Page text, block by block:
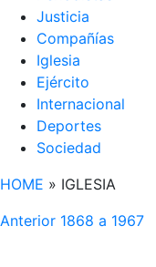
Justicia
Compañías
Iglesia
Ejército
Internacional
Deportes
Sociedad
HOME » IGLESIA
Anterior 1868 a 1967